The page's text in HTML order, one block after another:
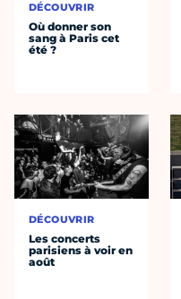
DÉCOUVRIR
Où donner son
sang à Paris cet
été ?
DÉCOUVRIR
Les concerts
parisiens à voir en
août